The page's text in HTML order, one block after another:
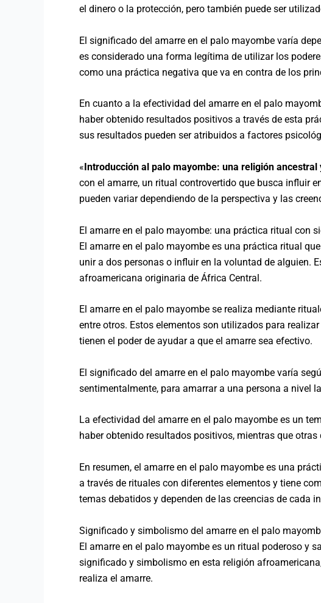
el dinero o la protección, pero también puede ser
El significado del amarre en el palo mayombe varía
es considerado una forma legítima de utilizar los
como una práctica negativa que va en contra de los
En cuanto a la efectividad del amarre en el palo
haber obtenido resultados positivos a través de esta
sus resultados pueden ser atribuidos a factores
«Introducción al palo mayombe: una religión ancestral
con el amarre, un ritual controvertido que busca influir
pueden variar dependiendo de la perspectiva y las
El amarre en el palo mayombe: una práctica ritual con
El amarre en el palo mayombe es una práctica ritual
unir a dos personas o influir en la voluntad de alguien.
afroamericana originaria de África Central.
El amarre en el palo mayombe se realiza mediante
entre otros. Estos elementos son utilizados para
tienen el poder de ayudar a que el amarre sea efectivo.
El significado del amarre en el palo mayombe varía
sentimentalmente, para amarrar a una persona a nivel
La efectividad del amarre en el palo mayombe es un
haber obtenido resultados positivos, mientras que
En resumen, el amarre en el palo mayombe es una
a través de rituales con diferentes elementos y tiene
temas debatidos y dependen de las creencias de cada
Significado y simbolismo del amarre en el palo
El amarre en el palo mayombe es un ritual poderoso y
significado y simbolismo en esta religión
realiza el amarre.